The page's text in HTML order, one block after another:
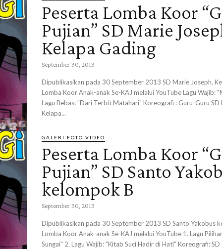
Peserta Lomba Koor
Pujian” SD Marie
Kelapa Gading
September 30, 2013
Dipublikasikan pada 30 September 2013 SD Marie Joseph,
Lomba Koor Anak-anak Se-KAJ melalui YouTube Lagu Wajib:
Lagu Bebas: "Dari Terbit Matahari" Koreografi : Guru-Guru SD
Kelapa...
GALERI FOTO-VIDEO
Peserta Lomba Koor
Pujian” SD Santo
kelompok B
September 30, 2013
Dipublikasikan pada 30 September 2013 SD Santo Yakobus kelompok B
Lomba Koor Anak-anak Se-KAJ melalui YouTube 1. Lagu
Sungai" 2. Lagu Wajib: "Kitab Suci Hadir di Hati" Koreografi: SD